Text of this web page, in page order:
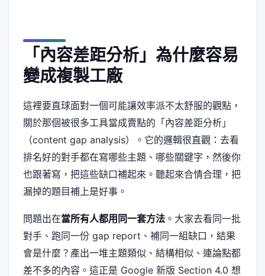
「內容差距分析」為什麼容易
變成複製工廠
這裡要直球面對一個可能讓效率派不太舒服的觀點，
關於那個被很多工具當成賣點的「內容差距分析」
（content gap analysis）。它的邏輯很直觀：去看
排名好的對手都在寫哪些主題、哪些關鍵字，然後你
也跟著寫，把這些缺口補起來。聽起來合情合理，把
漏掉的題目補上是好事。
問題出在當所有人都用同一套方法 。大家去看同一批
對手、跑同一份 gap report、補同一組缺口，結果
會是什麼？產出一堆主題類似、結構相似、連論點都
差不多的內容。這正是 Google 新版 Section 4.0 想